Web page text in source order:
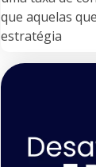
que aquelas
estratégia